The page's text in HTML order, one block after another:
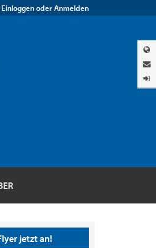
Einloggen oder Anmelden
jetzt an!